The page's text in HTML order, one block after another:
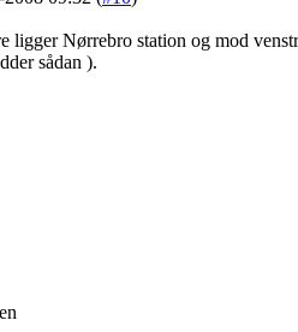
ligger Nørrebro station og mod
sådan ).